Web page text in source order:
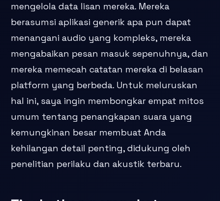
mengelola data lisan mereka. Mereka
berasumsi aplikasi generik apa pun dapat
menangani audio yang kompleks, mereka
mengabaikan pesan masuk sepenuhnya, dan
mereka memecah catatan mereka di belasan
platform yang berbeda. Untuk meluruskan
hal ini, saya ingin membongkar empat mitos
umum tentang penangkapan suara yang
kemungkinan besar membuat Anda
kehilangan detail penting, didukung oleh
penelitian perilaku dan akustik terbaru.